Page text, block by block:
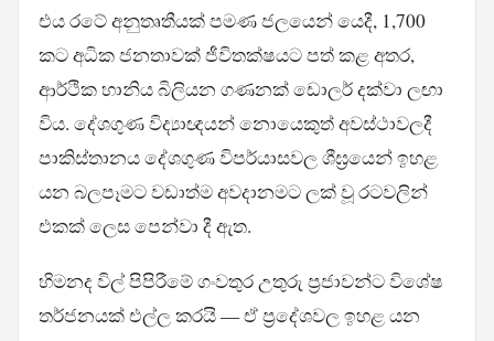
එය රටේ අනුතෘතීයක් පමණ ජලයෙන් යෙදී, 1,700
කට අධික ජනතාවක් ජීවිතක්ෂයට පත් කළ අතර,
ආර්ථික හානිය බිලියන ගණනක් ඩොලර් දක්වා ලඟා
විය. දේශගුණ විද්‍යාඥයන් නොයෙකුත් අවස්ථාවලදී
පාකිස්තානය දේශගුණ විපර්යාසවල ශීඝ්‍රයෙන් ඉහළ
යන බලපෑමට වඩාත්ම අවදානමට ලක් වූ රටවලින්
එකක් ලෙස පෙන්වා දී ඇත.
හිමනද විල් පිපිරීමේ ගංවතුර උතුරු ප්‍රජාවන්ට විශේෂ
තර්ජනයක් එල්ල කරයි — ඒ ප්‍රදේශවල ඉහළ යන